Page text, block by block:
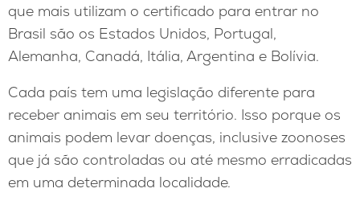
que mais utilizam o certificado para entrar no
Brasil são os Estados Unidos, Portugal,
Alemanha, Canadá, Itália, Argentina e Bolívia.
Cada país tem uma legislação diferente para
receber animais em seu território. Isso porque os
animais podem levar doenças, inclusive zoonoses
que já são controladas ou até mesmo erradicadas
em uma determinada localidade.